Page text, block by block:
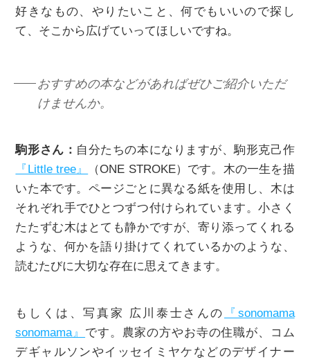
好きなもの、やりたいこと、何でもいいので探し
て、そこから広げていってほしいですね。
おすすめの本などがあればぜひご紹介いただ
けませんか。
駒形さん： 自分たちの本になりますが、駒形克己作
『Little tree』
（ONE STROKE）です。木の一生を描
いた本です。ページごとに異なる紙を使用し、木は
それぞれ手でひとつずつ付けられています。小さく
たたずむ木はとても静かですが、寄り添ってくれる
ような、何かを語り掛けてくれているかのような、
読むたびに大切な存在に思えてきます。
もしくは、写真家 広川泰士さんの
『sonomama
sonomama』 です。農家の方やお寺の住職が、コム
デギャルソンやイッセイミヤケなどのデザイナー